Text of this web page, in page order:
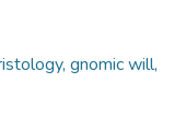
gnomic will,